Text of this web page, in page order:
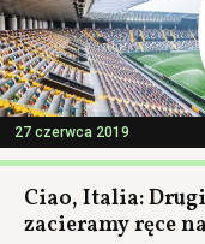
27 czerwca 2019
Ciao, Italia:
zacieramy ręce